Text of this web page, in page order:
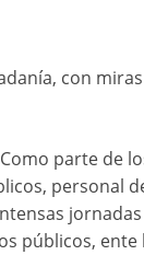
con
parte de
personal
públicos,